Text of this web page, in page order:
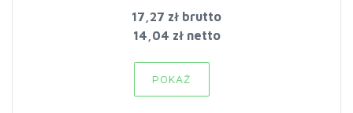
17,27 zł brutto
14,04 zł netto
POKAŻ